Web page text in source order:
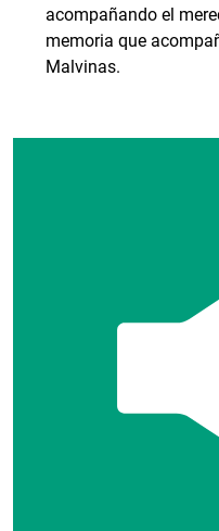
acompañando el
memoria que
Malvinas.